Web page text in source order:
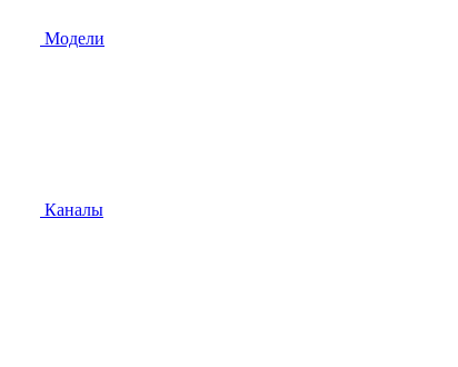
Модели
Каналы